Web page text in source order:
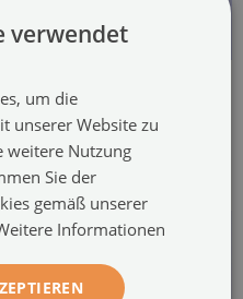
Kleiderbügeln montiert. Die
Kleiderbügel werden an zwei
Stellen auf das Gemälde
geklebt
verwendet
um die
unserer Website zu
weitere Nutzung
Sie der
gemäß unserer
Informationen